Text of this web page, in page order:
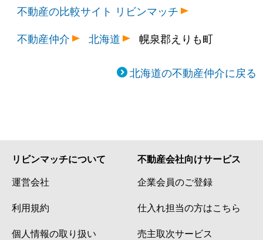
不動産の比較サイト リビンマッチ
不動産仲介
北海道 幌泉郡えりも町
北海道の不動産仲介に戻る
リビンマッチについて
運営会社
利用規約
個人情報の取り扱い
不動産会社向けサービス
企業会員のご登録
仕入れ担当の方はこちら
売主取次サービス